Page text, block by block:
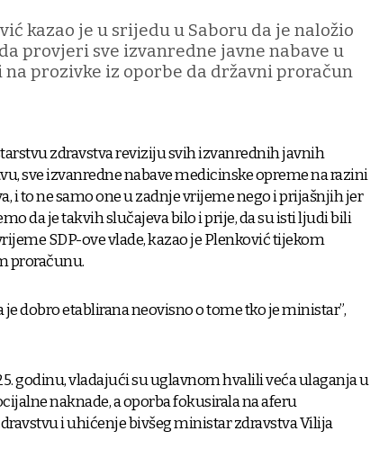
kazao je u srijedu u Saboru da je naložio
provjeri sve izvanredne javne nabave u
na prozivke iz oporbe da državni proračun
zdravstva reviziju svih izvanrednih javnih
sve izvanredne nabave medicinske opreme na razini
i to ne samo one u zadnje vrijeme nego i prijašnjih jer
da je takvih slučajeva bilo i prije, da su isti ljudi bili
SDP-ove vlade, kazao je Plenković tijekom
proračunu.
je dobro etablirana neovisno o tome tko je ministar”,
godinu, vladajući su uglavnom hvalili veća ulaganja u
naknade, a oporba fokusirala na aferu
i uhićenje bivšeg ministar zdravstva Vilija